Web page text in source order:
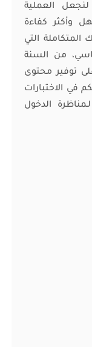
العملية
وأكثر كفاءة
التي
من السنة
توفير محتوى
في الاختبارات
الدخول